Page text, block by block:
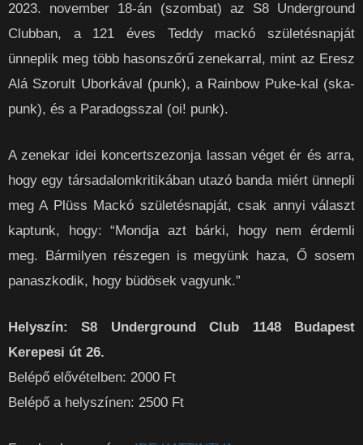
2023. november 18-án (szombat) az S8 Underground
Clubban, a 121 éves Teddy mackó születésnapját
ünneplik meg több hasonszőrű zenekarral, mint az Eresz
Alá Szorult Uborkával (punk), a Rainbow Puke-kal (ska-
punk), és a Paradogsszal (oi! punk).
A zenekar idei koncertszezonja lassan véget ér és arra,
hogy egy társadalomkritikában utazó banda miért ünnepli
meg A Plüss Mackó születésnapját, csak annyi választ
kaptunk, hogy: “Mondja azt bárki, hogy nem érdemli
meg. Bármilyen részegen is megyünk haza, Ő sosem
panaszkodik, hogy büdösek vagyunk.”
Helyszín: S8 Underground Club 1148 Budapest
Kerepesi út 26.
Belépő elővételben: 2000 Ft
Belépő a helyszínen: 2500 Ft